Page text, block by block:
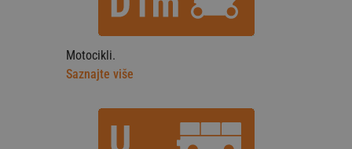
Motocikli.
Saznajte više